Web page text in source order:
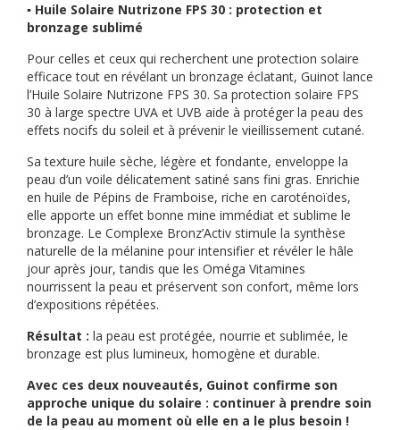
▪️ Huile Solaire Nutrizone FPS 30 : protection et
bronzage sublimé
Pour celles et ceux qui recherchent une protection solaire
efficace tout en révélant un bronzage éclatant, Guinot lance
l’Huile Solaire Nutrizone FPS 30. Sa protection solaire FPS
30 à large spectre UVA et UVB aide à protéger la peau des
effets nocifs du soleil et à prévenir le vieillissement cutané.
Sa texture huile sèche, légère et fondante, enveloppe la
peau d’un voile délicatement satiné sans fini gras. Enrichie
en huile de Pépins de Framboise, riche en caroténoïdes,
elle apporte un effet bonne mine immédiat et sublime le
bronzage. Le Complexe Bronz’Activ stimule la synthèse
naturelle de la mélanine pour intensifier et révéler le hâle
jour après jour, tandis que les Oméga Vitamines
nourrissent la peau et préservent son confort, même lors
d’expositions répétées.
Résultat : la peau est protégée, nourrie et sublimée, le
bronzage est plus lumineux, homogène et durable.
Avec ces deux nouveautés, Guinot confirme son
approche unique du solaire : continuer à prendre soin
de la peau au moment où elle en a le plus besoin !